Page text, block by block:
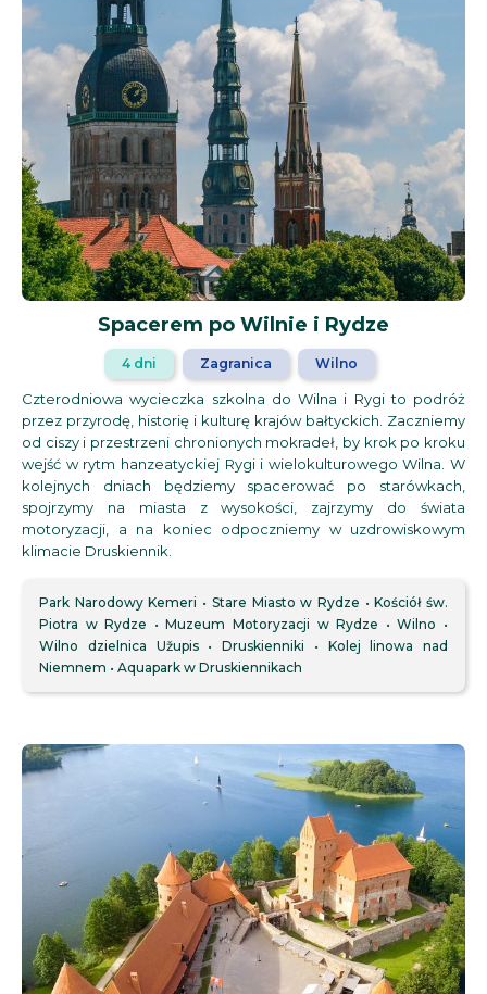
Spacerem po Wilnie i Rydze
4 dni Zagranica Wilno
Czterodniowa wycieczka szkolna do Wilna i Rygi to podróż
przez przyrodę, historię i kulturę krajów bałtyckich. Zaczniemy
od ciszy i przestrzeni chronionych mokradeł, by krok po kroku
wejść w rytm hanzeatyckiej Rygi i wielokulturowego Wilna. W
kolejnych dniach będziemy spacerować po starówkach,
spojrzymy na miasta z wysokości, zajrzymy do świata
motoryzacji, a na koniec odpoczniemy w uzdrowiskowym
klimacie Druskiennik.
Park Narodowy Kemeri Stare Miasto w Rydze
Kościół św.
Piotra w Rydze
Muzeum Motoryzacji w Rydze
Wilno
Wilno dzielnica Užupis
Druskienniki
Kolej linowa nad
Niemnem
Aquapark w Druskiennikach